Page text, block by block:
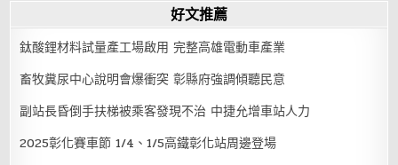
好文推薦
鈦酸鋰材料試量產工場啟用 完整高雄電動車產業
畜牧糞尿中心說明會爆衝突 彰縣府強調傾聽民意
副站長昏倒手扶梯被乘客發現不治 中捷允增車站人力
2025彰化賽車節 1/4、1/5高鐵彰化站周邊登場